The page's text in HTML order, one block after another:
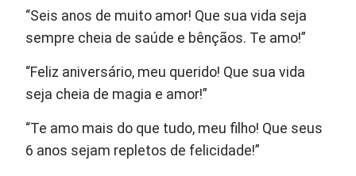
“Seis anos de muito amor! Que sua vida seja
sempre cheia de saúde e bênçãos. Te amo!”
“Feliz aniversário, meu querido! Que sua vida
seja cheia de magia e amor!”
“Te amo mais do que tudo, meu filho! Que seus
6 anos sejam repletos de felicidade!”